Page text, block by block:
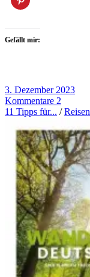
Gefällt mir:
3. Dezember 2023
Kommentare 2
11 Tipps für... /Reisen